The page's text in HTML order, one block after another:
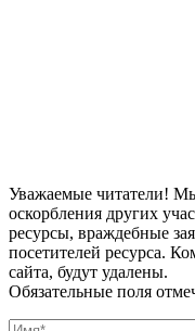
Уважаемые читатели!
оскорбления других
ресурсы, враждебные
посетителей ресурса.
сайта, будут удалены.
Обязательные поля